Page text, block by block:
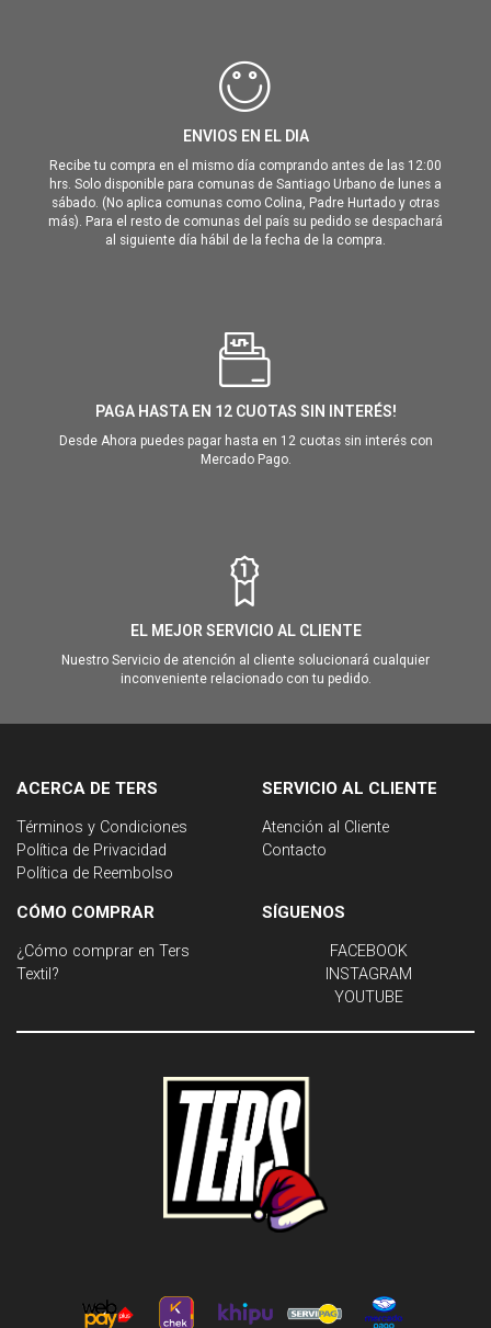
ENVIOS EN EL DIA
Recibe tu compra en el mismo día comprando antes de las 12:00
hrs. Solo disponible para comunas de Santiago Urbano de lunes a
sábado. (No aplica comunas como Colina, Padre Hurtado y otras
más). Para el resto de comunas del país su pedido se despachará
al siguiente día hábil de la fecha de la compra.
PAGA HASTA EN 12 CUOTAS SIN INTERÉS!
Desde Ahora puedes pagar hasta en 12 cuotas sin interés con
Mercado Pago.
EL MEJOR SERVICIO AL CLIENTE
Nuestro Servicio de atención al cliente solucionará cualquier
inconveniente relacionado con tu pedido.
ACERCA DE TERS
Términos y Condiciones
Política de Privacidad
Política de Reembolso
SERVICIO AL CLIENTE
Atención al Cliente
Contacto
CÓMO COMPRAR
¿Cómo comprar en Ters
Textil?
SÍGUENOS
FACEBOOK
INSTAGRAM
YOUTUBE